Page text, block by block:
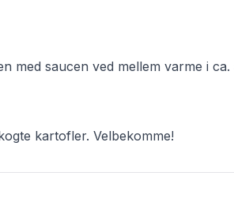
med saucen ved mellem varme i ca.
kartofler. Velbekomme!